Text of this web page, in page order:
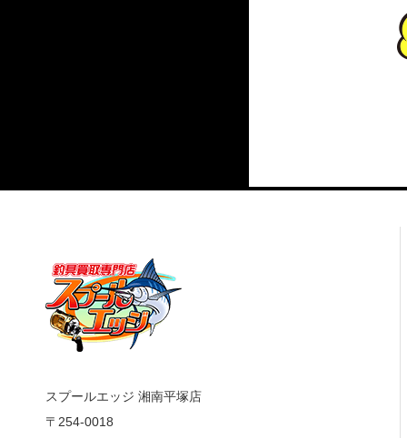
スプールエッジ 湘南平塚店
〒254-0018